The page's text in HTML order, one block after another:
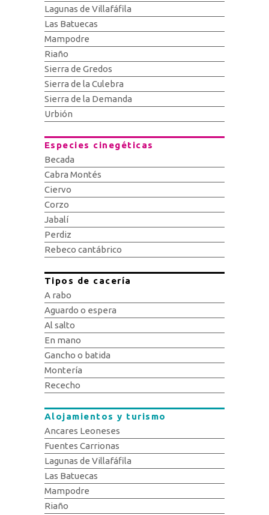
Lagunas de Villafáfila
Las Batuecas
Mampodre
Riaño
Sierra de Gredos
Sierra de la Culebra
Sierra de la Demanda
Urbión
Especies cinegéticas
Becada
Cabra Montés
Ciervo
Corzo
Jabalí
Perdiz
Rebeco cantábrico
Tipos de cacería
A rabo
Aguardo o espera
Al salto
En mano
Gancho o batida
Montería
Rececho
Alojamientos y turismo
Ancares Leoneses
Fuentes Carrionas
Lagunas de Villafáfila
Las Batuecas
Mampodre
Riaño